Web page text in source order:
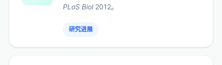
PLoS Biol2012。
研究进展